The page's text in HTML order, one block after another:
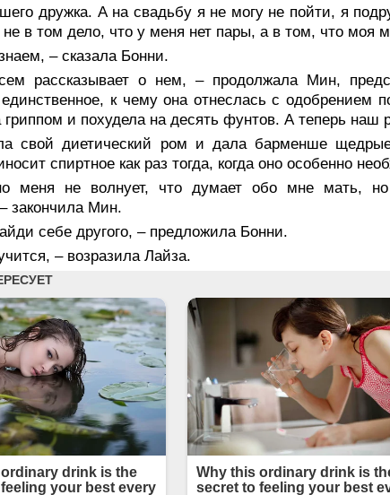
дружка. А на свадьбу я не могу не пойти, я
в том дело, что у меня нет пары, а в том, что моя
– сказала Бонни.
рассказывает о нем, – продолжала Мин,
к чему она отнеслась с одобрением
гриппом и похудела на десять фунтов. А теперь наш
свой диетический ром и дала барменше
спиртное как раз тогда, когда оно особенно
меня не волнует, что думает обо мне мать,
закончила Мин.
себе другого, – предложила Бонни.
– возразила Лайза.